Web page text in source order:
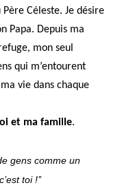
Céleste. Je désire
Papa. Depuis ma
mon seul
qui m’entourent
vie dans chaque
et ma famille.
gens comme un
toi !’’